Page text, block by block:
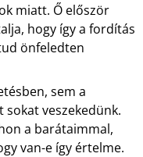
miatt. Ő először
hogy így a fordítás
önfeledten
sem a
veszekedünk.
a barátaimmal,
van-e így értelme.